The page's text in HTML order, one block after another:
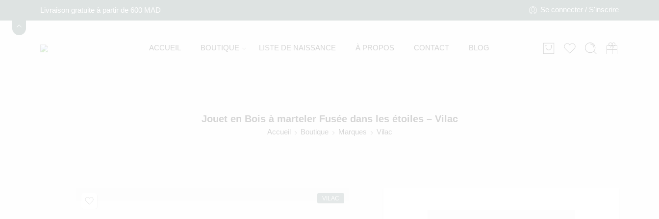
Livraison gratuite à partir de 600 MAD Se connecter / S'inscrire
ACCUEIL BOUTIQUE LISTE DE NAISSANCE À PROPOS CONTACT BLOG
Jouet en Bois à marteler Fusée dans les étoiles – Vilac
Accueil Boutique Marques Vilac
VILAC